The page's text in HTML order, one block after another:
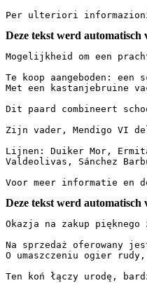
Per ulteriori
Deze tekst werd automatisch
Mogelijkheid om een
Te koop aangeboden:
Met een kastanjebruine
Dit paard combineert
Zijn vader, Mendigo VI
Lijnen: Duiker Mor,
Valdeolivas, Sánchez
Voor meer informatie en
Deze tekst werd automatisch
Okazja na zakup pięknego
Na sprzedaż oferowany
O umaszczeniu ogier
Ten koń łączy urodę,